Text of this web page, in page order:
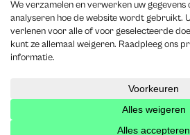
Overzicht auteurs
Auteur worden?
2025 Jubel – Webdesign byWisemen
Cookieverklaring–Disclaimer–